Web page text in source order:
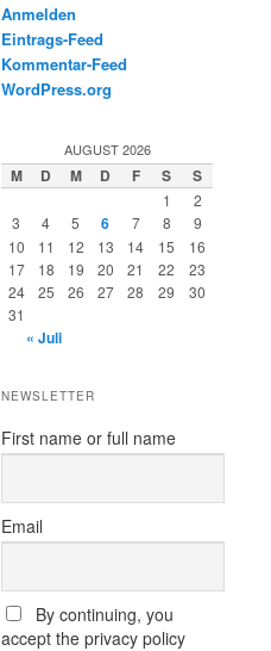
Anmelden
Eintrags-Feed
Kommentar-Feed
WordPress.org
AUGUST 2026
M D M D F S S
1
2
3
4 5 6 7 8
9
10
11 12 13 14 15
16
17
18 19 20 21 22
23
24
25 26 27 28 29
30
31
« Juli
NEWSLETTER
First name or full name
Email
By continuing, you
accept the privacy policy